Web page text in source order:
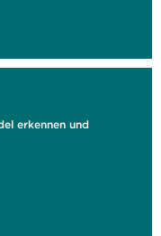
erkennen und